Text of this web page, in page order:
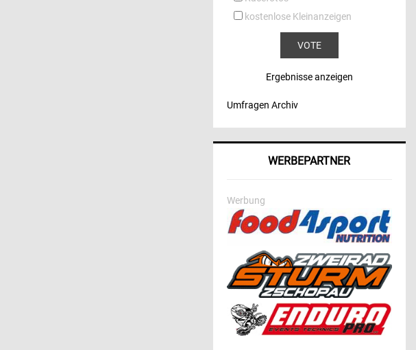
kostenlose Kleinanzeigen
Ergebnisse anzeigen
Umfragen Archiv
WERBEPARTNER
Werbung